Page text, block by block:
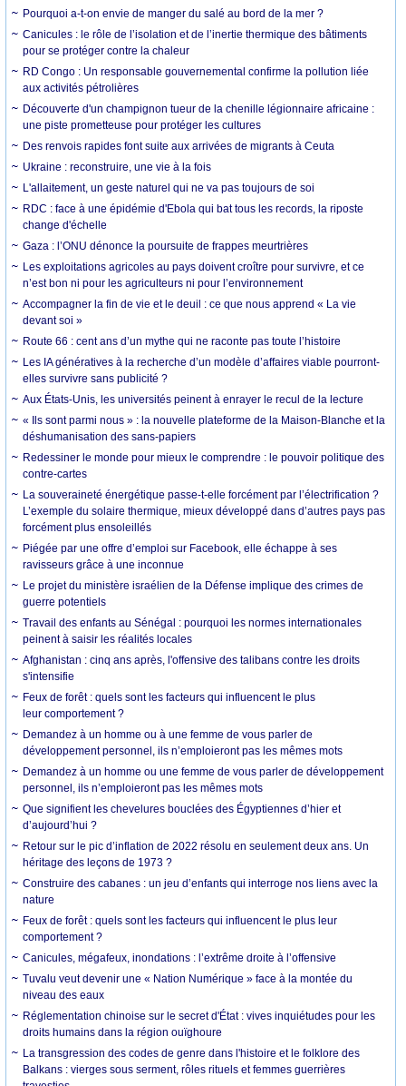
Pourquoi a-t-on envie de manger du salé au bord de la mer ?
Canicules : le rôle de l’isolation et de l’inertie thermique des bâtiments
pour se protéger contre la chaleur
RD Congo : Un responsable gouvernemental confirme la pollution liée
aux activités pétrolières
Découverte d'un champignon tueur de la chenille légionnaire africaine :
une piste prometteuse pour protéger les cultures
Des renvois rapides font suite aux arrivées de migrants à Ceuta
Ukraine : reconstruire, une vie à la fois
L'allaitement, un geste naturel qui ne va pas toujours de soi
RDC : face à une épidémie d'Ebola qui bat tous les records, la riposte
change d'échelle
Gaza : l’ONU dénonce la poursuite de frappes meurtrières
Les exploitations agricoles au pays doivent croître pour survivre, et ce
n’est bon ni pour les agriculteurs ni pour l’environnement
Accompagner la fin de vie et le deuil : ce que nous apprend « La vie
devant soi »
Route 66 : cent ans d’un mythe qui ne raconte pas toute l’histoire
Les IA génératives à la recherche d’un modèle d’affaires viable pourront-
elles survivre sans publicité ?
Aux États-Unis, les universités peinent à enrayer le recul de la lecture
« Ils sont parmi nous » : la nouvelle plateforme de la Maison-Blanche et la
déshumanisation des sans-papiers
Redessiner le monde pour mieux le comprendre : le pouvoir politique des
contre-cartes
La souveraineté énergétique passe-t-elle forcément par l’électrification ?
L’exemple du solaire thermique, mieux développé dans d’autres pays pas
forcément plus ensoleillés
Piégée par une offre d’emploi sur Facebook, elle échappe à ses
ravisseurs grâce à une inconnue
Le projet du ministère israélien de la Défense implique des crimes de
guerre potentiels
Travail des enfants au Sénégal : pourquoi les normes internationales
peinent à saisir les réalités locales
Afghanistan : cinq ans après, l'offensive des talibans contre les droits
s'intensifie
Feux de forêt : quels sont les facteurs qui influencent le plus
leur comportement ?
Demandez à un homme ou à une femme de vous parler de
développement personnel, ils n’emploieront pas les mêmes mots
Demandez à un homme ou une femme de vous parler de développement
personnel, ils n’emploieront pas les mêmes mots
Que signifient les chevelures bouclées des Égyptiennes d’hier et
d’aujourd’hui ?
Retour sur le pic d’inflation de 2022 résolu en seulement deux ans. Un
héritage des leçons de 1973 ?
Construire des cabanes : un jeu d’enfants qui interroge nos liens avec la
nature
Feux de forêt : quels sont les facteurs qui influencent le plus leur
comportement ?
Canicules, mégafeux, inondations : l’extrême droite à l’offensive
Tuvalu veut devenir une « Nation Numérique » face à la montée du
niveau des eaux
Réglementation chinoise sur le secret d'État : vives inquiétudes pour les
droits humains dans la région ouïghoure
La transgression des codes de genre dans l'histoire et le folklore des
Balkans : vierges sous serment, rôles rituels et femmes guerrières